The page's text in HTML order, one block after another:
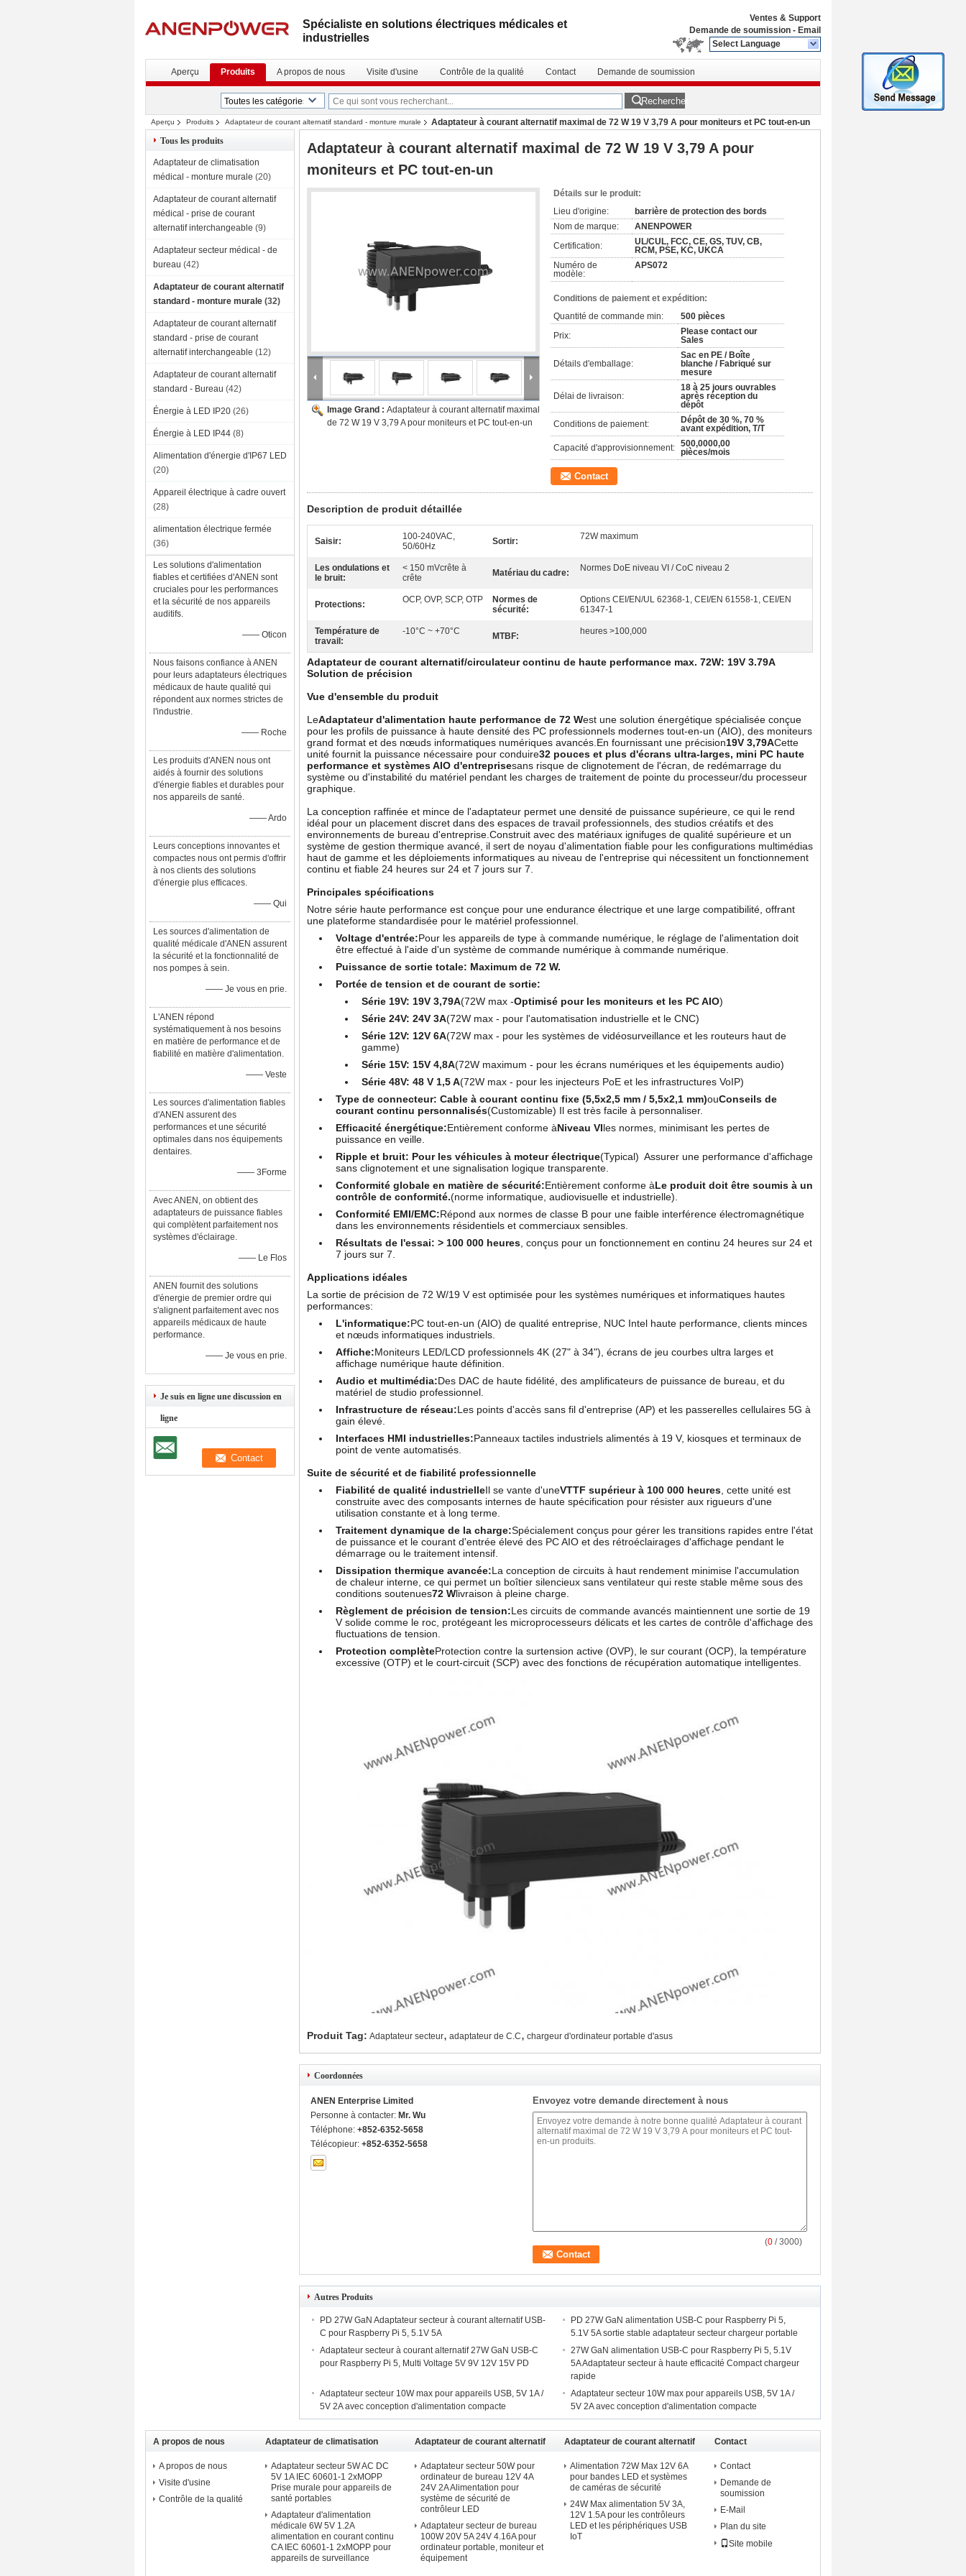
Spécialiste en solutions électriques médicales et
industrielles
Ventes & Support
Demande de soumission - Email
Select Language
Aperçu Produits A propos de nous Visite d'usine Contrôle de la qualité Contact Demande de soumission
Rechercher
Aperçu Produits Adaptateur de courant alternatif standard - monture murale
Adaptateur à courant alternatif maximal de 72 W 19 V 3,79 A pour moniteurs et PC tout-en-un
Tous les produits
Adaptateur de climatisation
médical - monture murale (20)
Adaptateur de courant alternatif
médical - prise de courant
alternatif interchangeable (9)
Adaptateur secteur médical - de
bureau (42)
Adaptateur de courant alternatif
standard - monture murale (32)
Adaptateur de courant alternatif
standard - prise de courant
alternatif interchangeable (12)
Adaptateur de courant alternatif
standard - Bureau (42)
Énergie à LED IP20 (26)
Énergie à LED IP44 (8)
Alimentation d'énergie d'IP67 LED
(20)
Appareil électrique à cadre ouvert
(28)
alimentation électrique fermée
(36)
Les solutions d'alimentation
fiables et certifiées d'ANEN sont
cruciales pour les performances
et la sécurité de nos appareils
auditifs.
—— Oticon
Nous faisons confiance à ANEN
pour leurs adaptateurs électriques
médicaux de haute qualité qui
répondent aux normes strictes de
l'industrie.
—— Roche
Les produits d'ANEN nous ont
aidés à fournir des solutions
d'énergie fiables et durables pour
nos appareils de santé.
—— Ardo
Leurs conceptions innovantes et
compactes nous ont permis d'offrir
à nos clients des solutions
d'énergie plus efficaces.
—— Qui
Les sources d'alimentation de
qualité médicale d'ANEN assurent
la sécurité et la fonctionnalité de
nos pompes à sein.
—— Je vous en prie.
L'ANEN répond
systématiquement à nos besoins
en matière de performance et de
fiabilité en matière d'alimentation.
—— Veste
Les sources d'alimentation fiables
d'ANEN assurent des
performances et une sécurité
optimales dans nos équipements
dentaires.
—— 3Forme
Avec ANEN, on obtient des
adaptateurs de puissance fiables
qui complètent parfaitement nos
systèmes d'éclairage.
—— Le Flos
ANEN fournit des solutions
d'énergie de premier ordre qui
s'alignent parfaitement avec nos
appareils médicaux de haute
performance.
—— Je vous en prie.
Je suis en ligne une discussion en
ligne
Adaptateur à courant alternatif maximal de 72 W 19 V 3,79 A pour
moniteurs et PC tout-en-un
Image Grand : Adaptateur à courant alternatif maximal
de 72 W 19 V 3,79 A pour moniteurs et PC tout-en-un
Détails sur le produit:
Lieu d'origine:
barrière de protection des bords
Nom de marque:
ANENPOWER
Certification:
UL/CUL, FCC, CE, GS, TUV, CB,
RCM, PSE, KC, UKCA
Numéro de
modèle:
APS072
Conditions de paiement et expédition:
Quantité de commande min:
500 pièces
Prix:
Please contact our
Sales
Détails d'emballage:
Sac en PE / Boîte
blanche / Fabriqué sur
mesure
Délai de livraison:
18 à 25 jours ouvrables
après réception du
dépôt
Conditions de paiement:
Dépôt de 30 %, 70 %
avant expédition, T/T
Capacité d'approvisionnement: 500,0000,00
pièces/mois
Contact
Description de produit détaillée
Saisir:
100-240VAC,
50/60Hz
Sortir: 72W maximum
Les ondulations et
le bruit:
< 150 mVcrête à
crête
Matériau du cadre: Normes DoE niveau VI / CoC niveau 2
Protections: OCP, OVP, SCP, OTP
Normes de
sécurité:
Options CEI/EN/UL 62368-1, CEI/EN 61558-1, CEI/EN
61347-1
Température de
travail:
-10°C ~ +70°C MTBF: heures >100,000
Adaptateur de courant alternatif/circulateur continu de haute performance max. 72W: 19V 3.79A
Solution de précision
Vue d'ensemble du produit
LeAdaptateur d'alimentation haute performance de 72 West une solution énergétique spécialisée conçue
pour les profils de puissance à haute densité des PC professionnels modernes tout-en-un (AIO), des moniteurs
grand format et des nœuds informatiques numériques avancés.En fournissant une précision19V 3,79ACette
unité fournit la puissance nécessaire pour conduire32 pouces et plus d'écrans ultra-larges, mini PC haute
performance et systèmes AIO d'entreprisesans risque de clignotement de l'écran, de redémarrage du
système ou d'instabilité du matériel pendant les charges de traitement de pointe du processeur/du processeur
graphique.
La conception raffinée et mince de l'adaptateur permet une densité de puissance supérieure, ce qui le rend
idéal pour un placement discret dans des espaces de travail professionnels, des studios créatifs et des
environnements de bureau d'entreprise.Construit avec des matériaux ignifuges de qualité supérieure et un
système de gestion thermique avancé, il sert de noyau d'alimentation fiable pour les configurations multimédias
haut de gamme et les déploiements informatiques au niveau de l'entreprise qui nécessitent un fonctionnement
continu et fiable 24 heures sur 24 et 7 jours sur 7.
Principales spécifications
Notre série haute performance est conçue pour une endurance électrique et une large compatibilité, offrant
une plateforme standardisée pour le matériel professionnel.
Voltage d'entrée:Pour les appareils de type à commande numérique, le réglage de l'alimentation doit
être effectué à l'aide d'un système de commande numérique à commande numérique.
Puissance de sortie totale: Maximum de 72 W.
Portée de tension et de courant de sortie:
Série 19V: 19V 3,79A(72W max -Optimisé pour les moniteurs et les PC AIO)
Série 24V: 24V 3A(72W max - pour l'automatisation industrielle et le CNC)
Série 12V: 12V 6A(72W max - pour les systèmes de vidéosurveillance et les routeurs haut de
gamme)
Série 15V: 15V 4,8A(72W maximum - pour les écrans numériques et les équipements audio)
Série 48V: 48 V 1,5 A(72W max - pour les injecteurs PoE et les infrastructures VoIP)
Type de connecteur: Cable à courant continu fixe (5,5x2,5 mm / 5,5x2,1 mm)ouConseils de
courant continu personnalisés(Customizable) Il est très facile à personnaliser.
Efficacité énergétique:Entièrement conforme àNiveau VIles normes, minimisant les pertes de
puissance en veille.
Ripple et bruit: Pour les véhicules à moteur électrique(Typical) ️ Assurer une performance d'affichage
sans clignotement et une signalisation logique transparente.
Conformité globale en matière de sécurité:Entièrement conforme àLe produit doit être soumis à un
contrôle de conformité.(norme informatique, audiovisuelle et industrielle).
Conformité EMI/EMC:Répond aux normes de classe B pour une faible interférence électromagnétique
dans les environnements résidentiels et commerciaux sensibles.
Résultats de l'essai: > 100 000 heures , conçus pour un fonctionnement en continu 24 heures sur 24 et
7 jours sur 7.
Applications idéales
La sortie de précision de 72 W/19 V est optimisée pour les systèmes numériques et informatiques hautes
performances:
L'informatique:PC tout-en-un (AIO) de qualité entreprise, NUC Intel haute performance, clients minces
et nœuds informatiques industriels.
Affiche:Moniteurs LED/LCD professionnels 4K (27" à 34"), écrans de jeu courbes ultra larges et
affichage numérique haute définition.
Audio et multimédia:Des DAC de haute fidélité, des amplificateurs de puissance de bureau, et du
matériel de studio professionnel.
Infrastructure de réseau:Les points d'accès sans fil d'entreprise (AP) et les passerelles cellulaires 5G à
gain élevé.
Interfaces HMI industrielles:Panneaux tactiles industriels alimentés à 19 V, kiosques et terminaux de
point de vente automatisés.
Suite de sécurité et de fiabilité professionnelle
Fiabilité de qualité industrielleIl se vante d'uneVTTF supérieur à 100 000 heures , cette unité est
construite avec des composants internes de haute spécification pour résister aux rigueurs d'une
utilisation constante et à long terme.
Traitement dynamique de la charge:Spécialement conçus pour gérer les transitions rapides entre l'état
de puissance et le courant d'entrée élevé des PC AIO et des rétroéclairages d'affichage pendant le
démarrage ou le traitement intensif.
Dissipation thermique avancée:La conception de circuits à haut rendement minimise l'accumulation
de chaleur interne, ce qui permet un boîtier silencieux sans ventilateur qui reste stable même sous des
conditions soutenues72 Wlivraison à pleine charge.
Règlement de précision de tension:Les circuits de commande avancés maintiennent une sortie de 19
V solide comme le roc, protégeant les microprocesseurs délicats et les cartes de contrôle d'affichage des
fluctuations de tension.
Protection complèteProtection contre la surtension active (OVP), le sur courant (OCP), la température
excessive (OTP) et le court-circuit (SCP) avec des fonctions de récupération automatique intelligentes.
Produit Tag: Adaptateur secteur, adaptateur de C.C, chargeur d'ordinateur portable d'asus
Coordonnées
ANEN Enterprise Limited
Personne à contacter: Mr. Wu
Téléphone: +852-6352-5658
Télécopieur: +852-6352-5658
Envoyez votre demande directement à nous
(0 / 3000)
Autres Produits
PD 27W GaN Adaptateur secteur à courant alternatif USB-
C pour Raspberry Pi 5, 5.1V 5A
PD 27W GaN alimentation USB-C pour Raspberry Pi 5,
5.1V 5A sortie stable adaptateur secteur chargeur portable
Adaptateur secteur à courant alternatif 27W GaN USB-C
pour Raspberry Pi 5, Multi Voltage 5V 9V 12V 15V PD
27W GaN alimentation USB-C pour Raspberry Pi 5, 5.1V
5A Adaptateur secteur à haute efficacité Compact chargeur
rapide
Adaptateur secteur 10W max pour appareils USB, 5V 1A /
5V 2A avec conception d'alimentation compacte
Adaptateur secteur 10W max pour appareils USB, 5V 1A /
5V 2A avec conception d'alimentation compacte
A propos de nous
A propos de nous
Visite d'usine
Contrôle de la qualité
Adaptateur de climatisation
médical - monture murale
Adaptateur secteur 5W AC DC
5V 1A IEC 60601-1 2xMOPP
Prise murale pour appareils de
santé portables
Adaptateur d'alimentation
médicale 6W 5V 1.2A
alimentation en courant continu
CA IEC 60601-1 2xMOPP pour
appareils de surveillance
Adaptateur de courant alternatif
standard - Bureau
Adaptateur secteur 50W pour
ordinateur de bureau 12V 4A
24V 2A Alimentation pour
système de sécurité de
contrôleur LED
Adaptateur secteur de bureau
100W 20V 5A 24V 4.16A pour
ordinateur portable, moniteur et
équipement
Adaptateur de courant alternatif
standard - monture murale
Alimentation 72W Max 12V 6A
pour bandes LED et systèmes
de caméras de sécurité
24W Max alimentation 5V 3A,
12V 1.5A pour les contrôleurs
LED et les périphériques USB
IoT
Contact
Contact
Demande de
soumission
E-Mail
Plan du site
Site mobile